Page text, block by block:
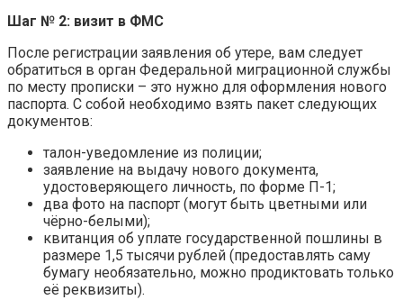
Шаг № 2: визит в ФМС
После регистрации заявления об утере, вам следует
обратиться в орган Федеральной миграционной службы
по месту прописки – это нужно для оформления нового
паспорта. С собой необходимо взять пакет следующих
документов:
талон-уведомление из полиции;
заявление на выдачу нового документа,
удостоверяющего личность, по форме П-1;
два фото на паспорт (могут быть цветными или
чёрно-белыми);
квитанция об уплате государственной пошлины в
размере 1,5 тысячи рублей (предоставлять саму
бумагу необязательно, можно продиктовать только
её реквизиты).